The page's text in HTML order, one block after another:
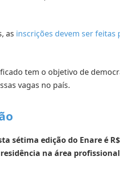
as inscrições devem ser feitas
tem o objetivo de
vagas no país.
sétima edição do Enare é
na área